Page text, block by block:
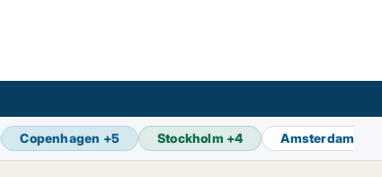
Copenhagen +5 Stockholm +4 Amsterdam